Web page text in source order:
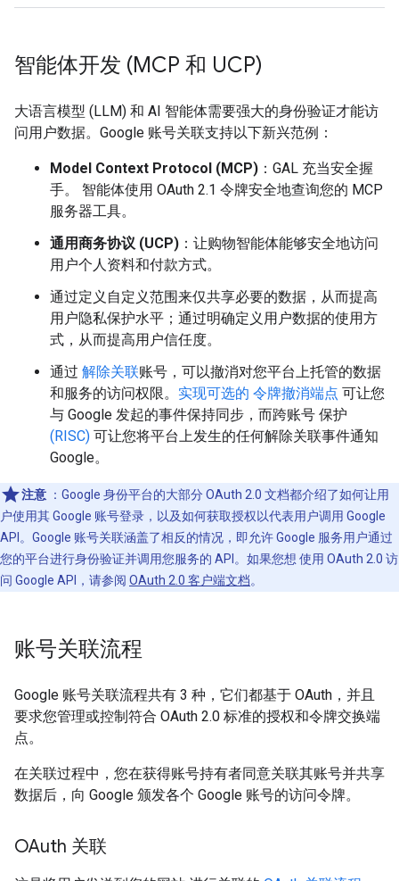
智能体开发 (MCP 和 UCP)
大语言模型 (LLM) 和 AI 智能体需要强大的身份验证才能访
问用户数据。Google 账号关联支持以下新兴范例：
Model Context Protocol (MCP) ：GAL 充当安全握
手。 智能体使用 OAuth 2.1 令牌安全地查询您的 MCP
服务器工具。
通用商务协议 (UCP) ：让购物智能体能够安全地访问
用户个人资料和付款方式。
通过定义自定义范围来仅共享必要的数据，从而提高
用户隐私保护水平；通过明确定义用户数据的使用方
式，从而提高用户信任度。
通过 解除关联账号，可以撤消对您平台上托管的数据
和服务的访问权限。 实现可选的 令牌撤消端点 可让您
与 Google 发起的事件保持同步，而跨账号 保护
(RISC) 可让您将平台上发生的任何解除关联事件通知
Google。
注意 ：Google 身份平台的大部分 OAuth 2.0 文档都介绍了如何让用
户使用其 Google 账号登录，以及如何获取授权以代表用户调用 Google
API。Google 账号关联涵盖了相反的情况，即允许 Google 服务用户通过
您的平台进行身份验证并调用您服务的 API。如果您想 使用 OAuth 2.0 访
问 Google API，请参阅 OAuth 2.0 客户端文档。
账号关联流程
Google 账号关联流程共有 3 种，它们都基于 OAuth，并且
要求您管理或控制符合 OAuth 2.0 标准的授权和令牌交换端
点。
在关联过程中，您在获得账号持有者同意关联其账号并共享
数据后，向 Google 颁发各个 Google 账号的访问令牌。
OAuth 关联